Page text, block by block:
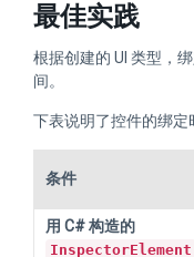
最佳实践
根据创建的 UI 类型，
间。
下表说明了控件的绑定
条件
用 C# 构造的
InspectorElement